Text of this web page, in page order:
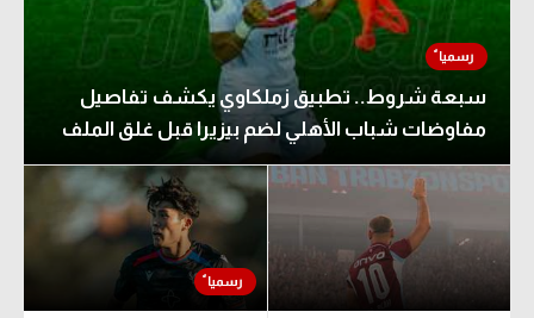
سبعة شروط.. تطبيق زملكاوي يكشف تفاصيل
مفاوضات شباب الأهلي لضم بيزيرا قبل غلق الملف